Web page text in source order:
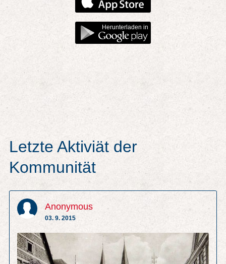
Herunterladen in
Letzte Aktiviät der
Kommunität
Anonymous
03. 9. 2015